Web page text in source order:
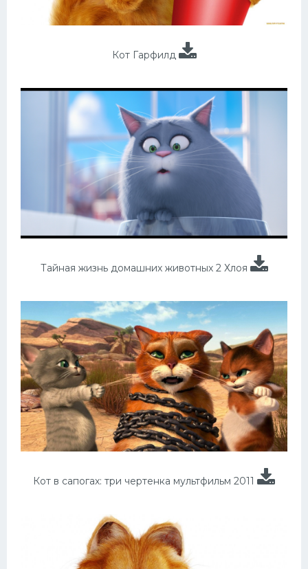
Кот Гарфилд
Тайная жизнь домашних животных 2 Хлоя
Кот в сапогах: три чертенка мультфильм 2011